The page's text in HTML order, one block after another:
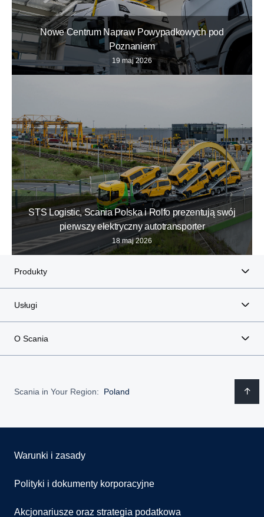
Nowe Centrum Napraw Powypadkowych pod
Poznaniem
19 maj 2026
STS Logistic, Scania Polska i Rolfo prezentują swój
pierwszy elektryczny autotransporter
18 maj 2026
Produkty
Usługi
O Scania
Scania in Your Region: Poland
Warunki i zasady
Polityki i dokumenty korporacyjne
Akcjonariusze oraz strategia podatkowa